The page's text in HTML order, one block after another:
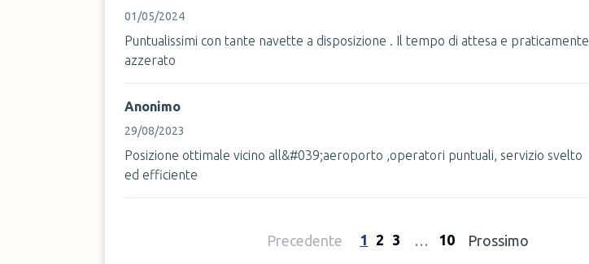
01/05/2024
Puntualissimi con tante navette a disposizione . Il tempo di attesa e praticamente
azzerato
Anonimo
29/08/2023
Posizione ottimale vicino all&#039;aeroporto ,operatori puntuali, servizio svelto
ed efficiente
Precedente 1 2 3 … 10 Prossimo